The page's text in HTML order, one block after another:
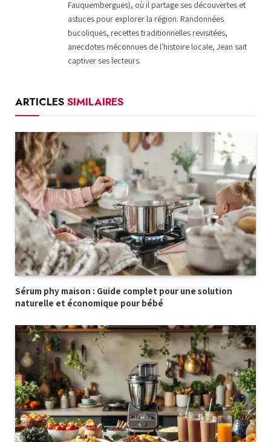
Fauquembergues), où il partage ses découvertes et
astuces pour explorer la région. Randonnées
bucoliques, recettes traditionnelles revisitées,
anecdotes méconnues de l'histoire locale, Jean sait
captiver ses lecteurs.
ARTICLES SIMILAIRES
Sérum phy maison : Guide complet pour une solution
naturelle et économique pour bébé